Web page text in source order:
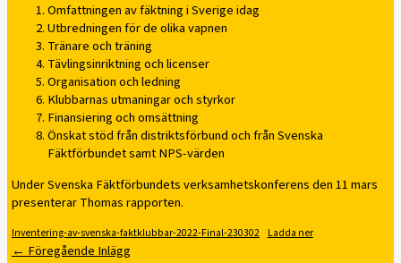
Omfattningen av fäktning i Sverige idag
Utbredningen för de olika vapnen
Tränare och träning
Tävlingsinriktning och licenser
Organisation och ledning
Klubbarnas utmaningar och styrkor
Finansiering och omsättning
Önskat stöd från distriktsförbund och från Svenska
Fäktförbundet samt NPS-värden
Under Svenska Fäktförbundets verksamhetskonferens den 11 mars
presenterar Thomas rapporten.
Inventering-av-svenska-faktklubbar-2022-Final-230302 Ladda ner
← Föregående Inlägg